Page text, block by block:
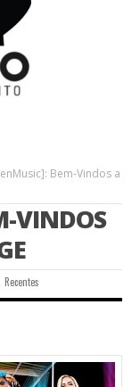
Bem-Vindos a
VINDOS
Recentes